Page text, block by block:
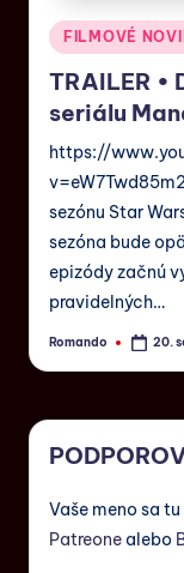
FILMOVÉ
TRAILER •
seriálu
https://
sezónu Star
sezóna bude
epizódy začnú
pravidelných…
Romando 20.
Vaše meno sa
Patreone alebo